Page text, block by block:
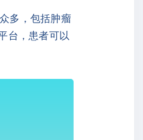
多，包括肿瘤
台，患者可以